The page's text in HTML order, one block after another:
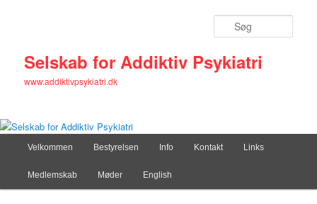
Selskab for Addiktiv Psykiatri
www.addiktivpsykiatri.dk
Primær
Fortsæt
til
Velkommen Bestyrelsen Info Kontakt Links
Medlemskab Møder English